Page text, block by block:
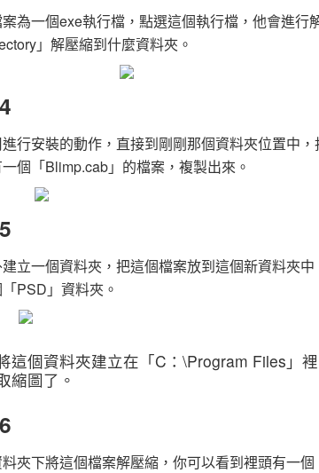
為一個exe執行檔，點選這個執行檔，他會進行
」解壓縮到什麼資料夾。
行安裝的動作，直接到剛剛那個資料夾位置中
個「Blimp.cab」的檔案，複製出來。
立一個資料夾，把這個檔案放到這個新資料夾
PSD」資料夾。
這個資料夾建立在「C：\Program Files」
縮圖了。
夾下將這個檔案解壓縮，你可以看到裡頭有一